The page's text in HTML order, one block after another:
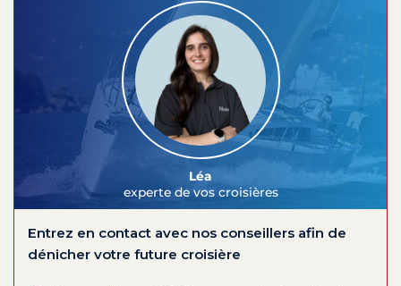
Léa
experte de vos croisières
Entrez en contact avec nos conseillers afin de
dénicher votre future croisière